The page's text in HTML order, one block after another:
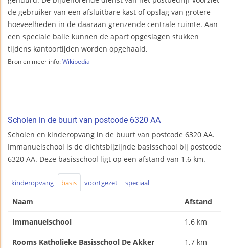
de gebruiker van een afsluitbare kast of opslag van grotere
hoeveelheden in de daaraan grenzende centrale ruimte. Aan
een speciale balie kunnen de apart opgeslagen stukken
tijdens kantoortijden worden opgehaald.
Bron en meer info: Wikipedia
Scholen in de buurt van postcode 6320 AA
Scholen en kinderopvang in de buurt van postcode 6320 AA.
Immanuelschool is de dichtsbijzijnde basisschool bij postcode
6320 AA. Deze basisschool ligt op een afstand van 1.6 km.
kinderopvang basis voortgezet speciaal
Naam Afstand
Immanuelschool 1.6 km
Rooms Katholieke Basisschool De Akker 1.7 km